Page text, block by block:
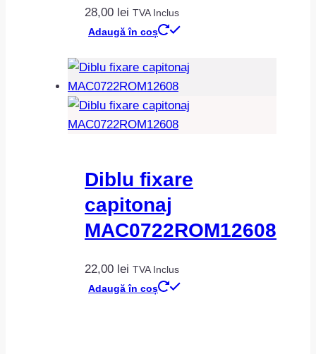
28,00 lei TVA Inclus
Adaugă în coș
Diblu fixare
capitonaj
MAC0722ROM12608
22,00 lei TVA Inclus
Adaugă în coș